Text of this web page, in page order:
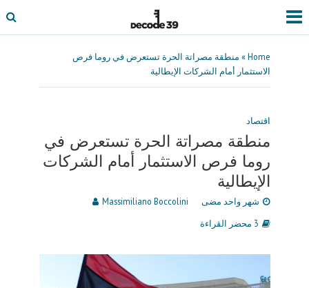
Home
» منطقة مصراتة الحرة تستعرض في روما فرص
الاستثمار أمام الشركات الإيطالية
اقتصاد
منطقة مصراتة الحرة تستعرض في
روما فرص الاستثمار أمام الشركات
الإيطالية
شهر واحد مضى
Massimiliano Boccolini
3 محضر القراءة